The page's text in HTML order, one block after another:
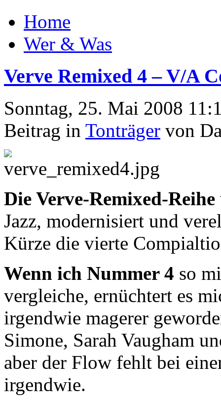
Home
Wer & Was
Verve Remixed 4 – V/A
Sonntag, 25. Mai 2008
Beitrag in Tonträger von
Die Verve-Remixed-Reihe
Jazz, modernisiert und
Kürze die vierte
Wenn ich Nummer 4 so
vergleiche, ernüchtert es
irgendwie magerer
Simone, Sarah Vaugham
aber der Flow fehlt bei
irgendwie.